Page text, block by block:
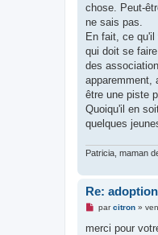
a
g
n
o
l
u
chose. Peut-
ne sais pas.
En fait, ce qu'il
qui doit se
des
apparemment,
être une piste
Quoiqu'il en
quelques
Patricia, maman
Re:
M
s
parcitron»
merci pour